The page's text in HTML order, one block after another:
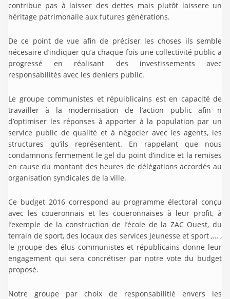
contribue pas à laisser des dettes mais plutôt laissere un
héritage patrimonaile aux futures générations.
De ce point de vue afin de préciser les choses ils semble
nécesaire d’indiquer qu’a chaque fois une collectivité public a
progressé en réalisant des investissements avec
responsabilités avec les deniers public.
Le groupe communistes et répuiblicains est en capacité de
travailler à la modernisation de l’action public afin n
d’optimiser les réponses à apporter à la population par un
service public de qualité et à négocier avec les agents, les
structures qu’ils représentent. En rappelant que nous
condamnons fermement le gel du point d’indice et la remises
en cause du montant des heures de délégations accordés au
organisation syndicales de la ville.
Ce budget 2016 correspond au programme électoral conçu
avec les coueronnais et les coueronnaises à leur profit, à
l’exemple de la construction de l’école de la ZAC Ouest, du
terrain de sport, des locaux des services jeunesse et sport ,… ,
le groupe des élus communistes et républicains donne leur
engagement qui sera concrétiser par notre vote du budget
proposé.
Notre groupe par choix de responsabilitié envers les